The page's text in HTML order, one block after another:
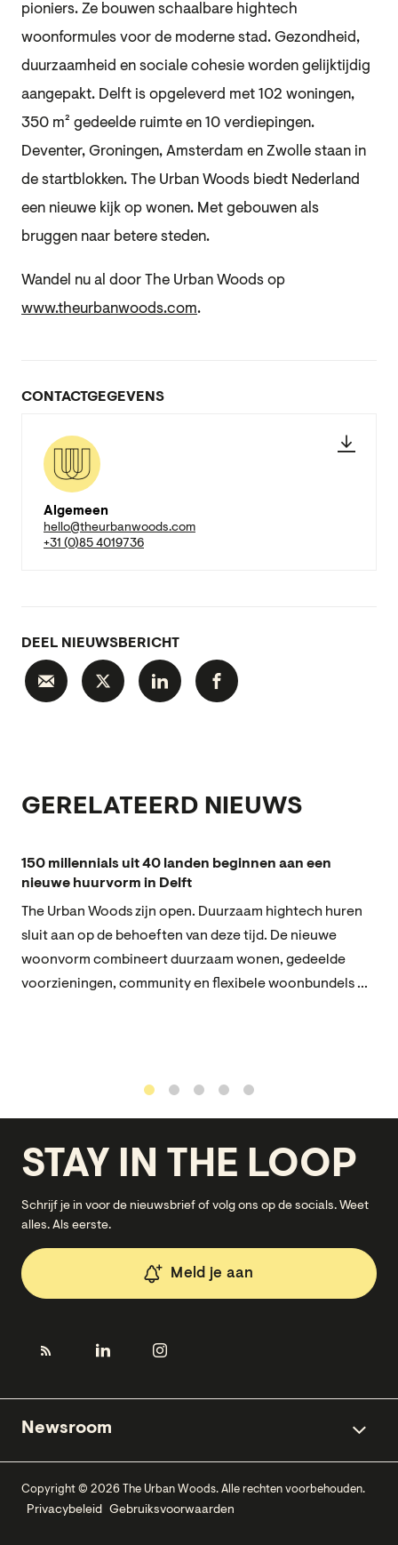
pioniers. Ze bouwen schaalbare hightech
woonformules voor de moderne stad. Gezondheid,
duurzaamheid en sociale cohesie worden gelijktijdig
aangepakt. Delft is opgeleverd met 102 woningen,
350 m² gedeelde ruimte en 10 verdiepingen.
Deventer, Groningen, Amsterdam en Zwolle staan in
de startblokken. The Urban Woods biedt Nederland
een nieuwe kijk op wonen. Met gebouwen als
bruggen naar betere steden.
Wandel nu al door The Urban Woods op
www.theurbanwoods.com.
CONTACTGEGEVENS
Algemeen
hello@theurbanwoods.com
+31 (0)85 4019736
DEEL NIEUWSBERICHT
GERELATEERD NIEUWS
150 millennials uit 40 landen beginnen aan een
nieuwe huurvorm in Delft
The Urban Woods zijn open. Duurzaam hightech huren
sluit aan op de behoeften van deze tijd. De nieuwe
woonvorm combineert duurzaam wonen, gedeelde
voorzieningen, community en flexibele woonbundels ...
STAY IN THE LOOP
Schrijf je in voor de nieuwsbrief of volg ons op de socials. Weet
alles. Als eerste.
Meld je aan
Newsroom
Copyright © 2026 The Urban Woods. Alle rechten voorbehouden.
Privacybeleid Gebruiksvoorwaarden